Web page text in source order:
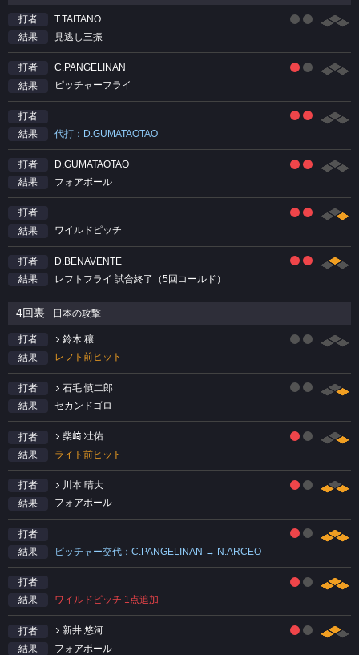
打者
T.TAITANO
結果
見逃し三振
打者
C.PANGELINAN
結果
ピッチャーフライ
打者
結果
代打：D.GUMATAOTAO
打者
D.GUMATAOTAO
結果
フォアボール
打者
結果
ワイルドピッチ
打者
D.BENAVENTE
結果
レフトフライ 試合終了（5回コールド）
4回裏 日本の攻撃
打者
鈴木 穰
結果
レフト前ヒット
打者
石毛 慎二郎
結果
セカンドゴロ
打者
柴﨑 壮佑
結果
ライト前ヒット
打者
川本 晴大
結果
フォアボール
打者
結果
ピッチャー交代：C.PANGELINAN → N.ARCEO
打者
結果
ワイルドピッチ 1点追加
打者
新井 悠河
結果
フォアボール